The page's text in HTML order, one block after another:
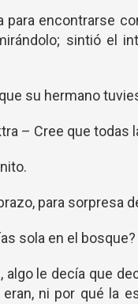
para encontrarse
sintió el
su hermano
– Cree que
para sorpresa
sola en el
algo le decía que
ni por qué la